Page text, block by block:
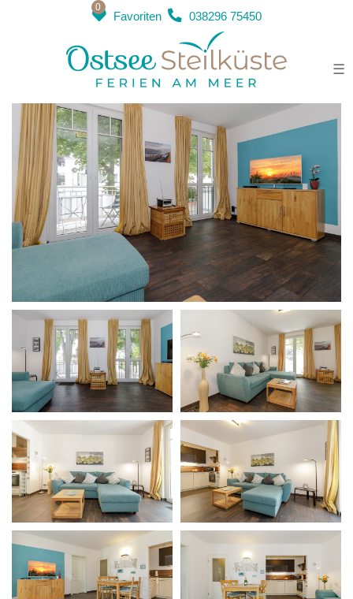
0
Favoriten 038296 75450
☰
Villa Antonia Whg. 8 "Seestern"